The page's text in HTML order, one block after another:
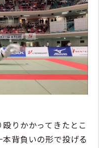
りかかってきたとこ
背負いの形で投げる